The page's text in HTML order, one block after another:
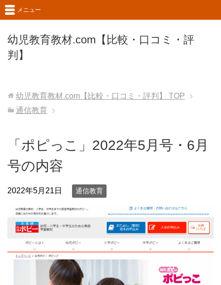
幼児教育教材.com【比較・口コミ・評
判】
メニュー
幼児教育教材.com【比較・口コミ・評判】
TOP
通信教育
「ポピっこ」2022年5月号・6月
号の内容
2022年5月21日 通信教育